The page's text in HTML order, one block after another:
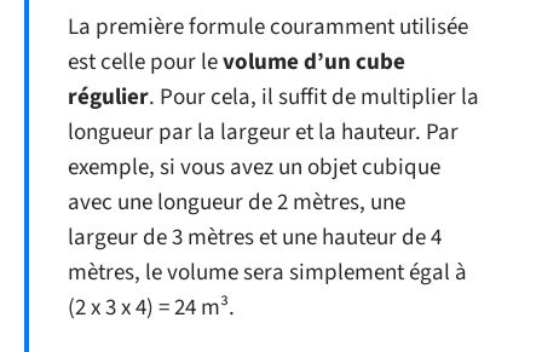
La première formule couramment utilisée
est celle pour levolume d’un cube
régulier. Pour cela, il suffit de multiplier la
longueur par la largeur et la hauteur. Par
exemple, si vous avez un objet cubique
avec une longueur de 2 mètres, une
largeur de 3 mètres et une hauteur de 4
mètres, le volume sera simplement égal à
(2 x 3 x 4) = 24 m³.